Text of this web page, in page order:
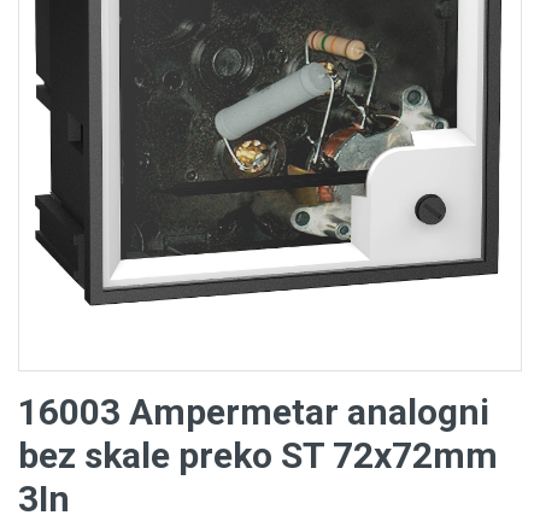
16003 Ampermetar analogni
bez skale preko ST 72x72mm
3In